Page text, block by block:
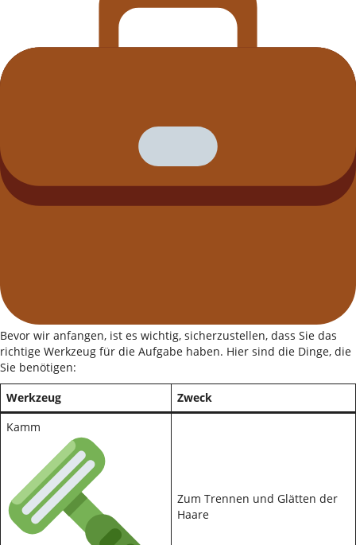
Bevor wir anfangen, ist es wichtig, sicherzustellen, dass Sie das
richtige Werkzeug für die Aufgabe haben. Hier sind die Dinge, die
Sie benötigen:
Werkzeug
Zweck
Kamm
Zum Trennen und Glätten der
Haare